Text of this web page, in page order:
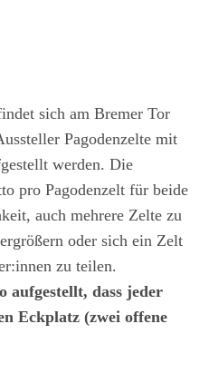
sich am Bremer Tor
Pagodenzelte mit
werden. Die
pro Pagodenzelt für beide
auch mehrere Zelte zu
oder sich ein Zelt
zu teilen.
aufgestellt, dass jeder
Eckplatz (zwei offene